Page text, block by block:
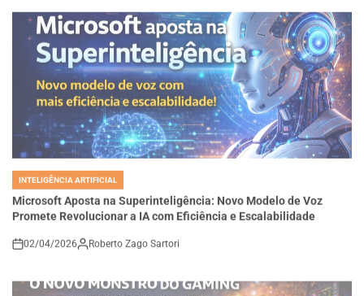
POSTED
IN
INTELIGÊNCIA ARTIFICIAL
Microsoft Aposta na Superinteligência: Novo Modelo de Voz
Promete Revolucionar a IA com Eficiência e Escalabilidade
on
02/04/2026 Roberto Zago Sartori